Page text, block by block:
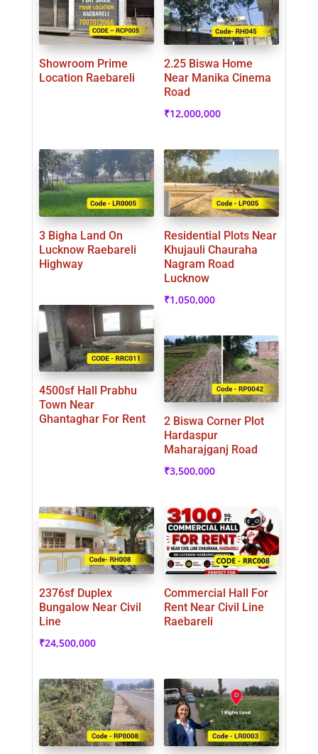
Showroom Prime
Location Raebareli
2.25 Biswa Home
Near Manika Cinema
Road
₹12,000,000
3 Bigha Land On
Lucknow Raebareli
Highway
Residential Plots Near
Khujauli Chauraha
Nagram Road
Lucknow
₹1,050,000
4500sf Hall Prabhu
Town Near
Ghantaghar For Rent
2 Biswa Corner Plot
Hardaspur
Maharajganj Road
₹3,500,000
2376sf Duplex
Bungalow Near Civil
Line
₹24,500,000
Commercial Hall For
Rent Near Civil Line
Raebareli